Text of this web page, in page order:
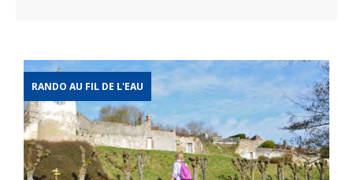
RANDO AU FIL DE L'EAU